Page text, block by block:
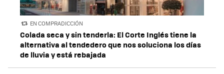
EN COMPRADICCIÓN
Colada seca y sin tenderla: El Corte Inglés tiene la
alternativa al tendedero que nos soluciona los días
de lluvia y está rebajada